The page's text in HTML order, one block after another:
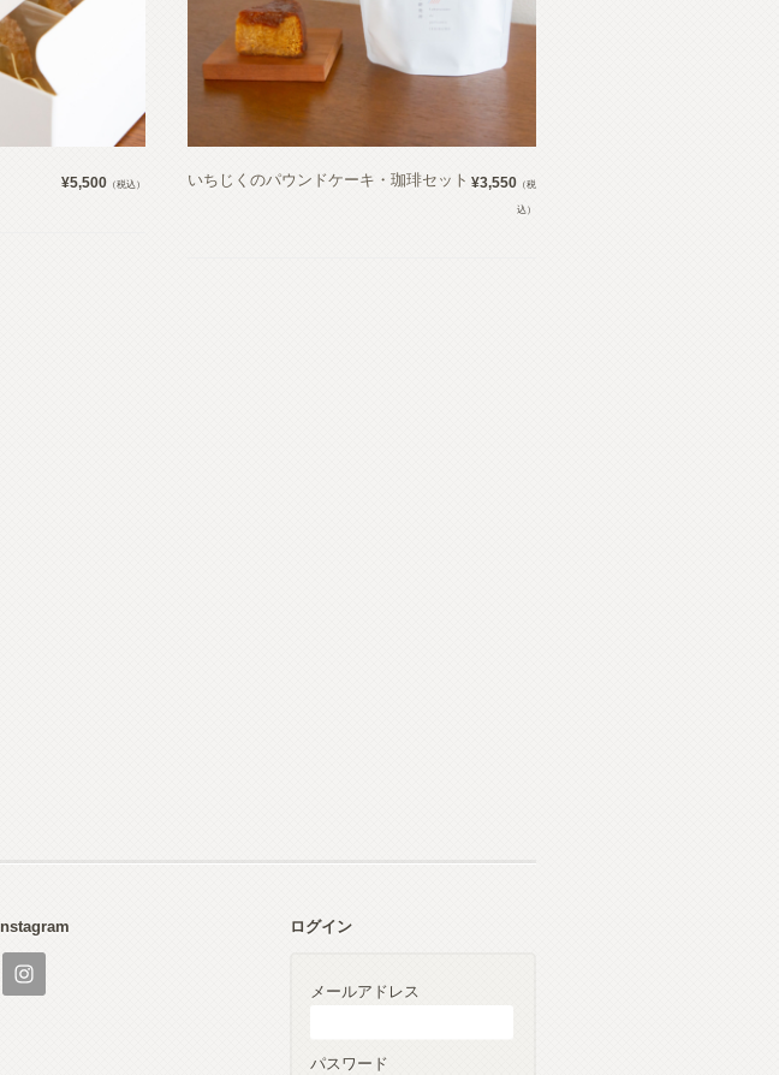
¥5,500 （税込） いちじくのパウンドケーキ・珈琲セット ¥3,550 （税
込）
Instagram ログイン
メールアドレス
パスワード